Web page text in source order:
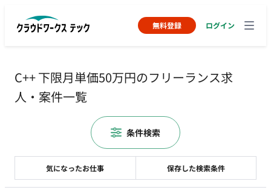
無料登録 ログイン
C++ 下限月単価50万円のフリーランス求
人・案件一覧
気になったお仕事 保存した検索条件
条件検索